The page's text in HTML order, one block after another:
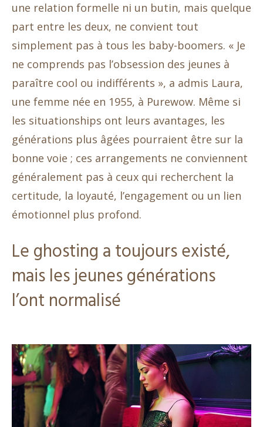
une relation formelle ni un butin, mais quelque
part entre les deux, ne convient tout
simplement pas à tous les baby-boomers. « Je
ne comprends pas l’obsession des jeunes à
paraître cool ou indifférents », a admis Laura,
une femme née en 1955, à Purewow. Même si
les situationships ont leurs avantages, les
générations plus âgées pourraient être sur la
bonne voie ; ces arrangements ne conviennent
généralement pas à ceux qui recherchent la
certitude, la loyauté, l’engagement ou un lien
émotionnel plus profond.
Le ghosting a toujours existé,
mais les jeunes générations
l’ont normalisé